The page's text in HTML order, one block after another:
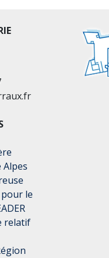
Alpes
le
relatif